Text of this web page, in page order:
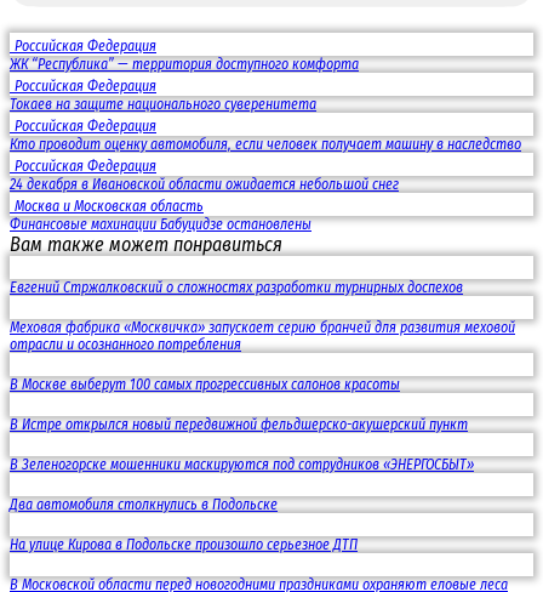
Российская Федерация
ЖК “Республика” — территория доступного комфорта
Российская Федерация
Токаев на защите национального суверенитета
Российская Федерация
Кто проводит оценку автомобиля, если человек получает машину в наследство
Российская Федерация
24 декабря в Ивановской области ожидается небольшой снег
Москва и Московская область
Финансовые махинации Бабуцидзе остановлены
Вам также может понравиться
Евгений Стржалковский о сложностях разработки турнирных доспехов
Меховая фабрика «Москвичка» запускает серию бранчей для развития меховой
отрасли и осознанного потребления
В Москве выберут 100 самых прогрессивных салонов красоты
В Истре открылся новый передвижной фельдшерско-акушерский пункт
В Зеленогорске мошенники маскируются под сотрудников «ЭНЕРГОСБЫТ»
Два автомобиля столкнулись в Подольске
На улице Кирова в Подольске произошло серьезное ДТП
В Московской области перед новогодними праздниками охраняют еловые леса